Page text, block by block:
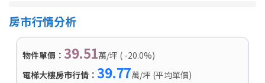
房市行情分析
物件單價： 39.51萬/坪 ( -20.0%)
電梯大樓房市行情： 39.77萬/坪 (平均單價)